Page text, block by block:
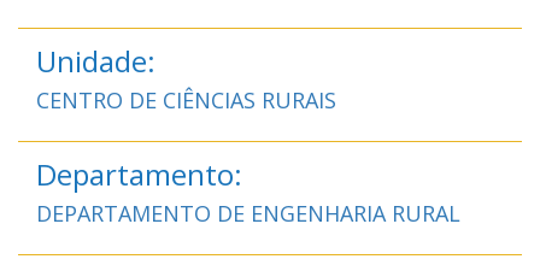
Unidade:
CENTRO DE CIÊNCIAS RURAIS
Departamento:
DEPARTAMENTO DE ENGENHARIA RURAL